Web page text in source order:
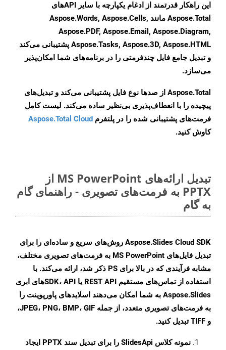
این راهکار قدرتمند از ادغام یکپارچه با سایر APIهای
Aspose.Total مانند Aspose.Words, Aspose.Cells,
Aspose.PDF, Aspose.Email, Aspose.Diagram,
Aspose.Tasks, Aspose.3D, Aspose.HTML پشتیبانی می‌کند
و تبدیل جامع فایل چندفرمتی را در برنامه‌های شما امکان‌پذیر
می‌سازد.
Aspose.Total از صدها نوع فایل پشتیبانی می‌کند و تبدیل‌های
پیچیده را با انعطاف‌پذیری بی‌نظیر ساده می‌کند. لیست کامل
فرمت‌های پشتیبانی شده را در پلتفرم Aspose.Total Cloud
کاوش کنید.
تبدیل ارائه‌های MS PowerPoint از
PPTX به فرمت‌های تصویری - راهنمای گام
به گام
Aspose.Slides Cloud SDK روش‌های سریع و ساده‌ای را برای
تبدیل فایل‌های MS PowerPoint به فرمت‌های تصویری مختلف،
مشابه فرآیندی که در بالا برای PS ذکر شد، ارائه می‌کند. با
استفاده از تماس‌های مستقیم REST API یا SDK، APIهای ابری
Aspose.Slides به شما امکان می‌دهند اسلایدهای پاورپوینت را
به فرمت‌های تصویری متعدد، از جمله JPEG، PNG، BMP، GIF،
و TIFF تبدیل کنید.
نمونه کلاس SlidesApi را برای تبدیل سند PPTX ایجاد